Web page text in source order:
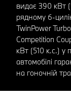
видає 390 кВт
рядному 6-
TwinPower
Competition
кВт (510 к.с.) у
автомобілі
на гоночній